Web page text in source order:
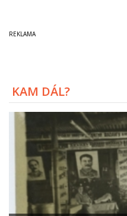
KAM DÁL?